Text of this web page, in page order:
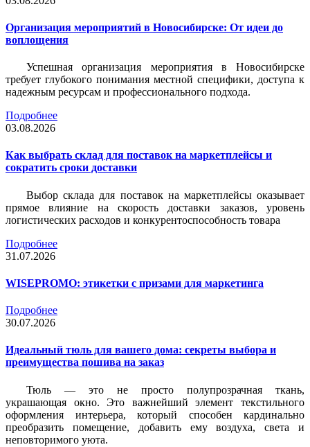
Организация мероприятий в Новосибирске: От идеи до
воплощения
Успешная организация мероприятия в Новосибирске
требует глубокого понимания местной специфики, доступа к
надежным ресурсам и профессионального подхода.
Подробнее
03.08.2026
Как выбрать склад для поставок на маркетплейсы и
сократить сроки доставки
Выбор склада для поставок на маркетплейсы оказывает
прямое влияние на скорость доставки заказов, уровень
логистических расходов и конкурентоспособность товара
Подробнее
31.07.2026
WISEPROMO: этикетки с призами для маркетинга
Подробнее
30.07.2026
Идеальный тюль для вашего дома: секреты выбора и
преимущества пошива на заказ
Тюль — это не просто полупрозрачная ткань,
украшающая окно. Это важнейший элемент текстильного
оформления интерьера, который способен кардинально
преобразить помещение, добавить ему воздуха, света и
неповторимого уюта.